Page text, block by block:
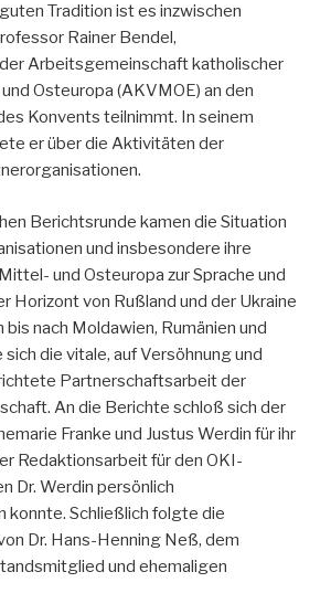
Tradition ist es inzwischen
Rainer Bendel,
Arbeitsgemeinschaft katholischer
Osteuropa (AKVMOE) an den
Konvents teilnimmt. In seinem
er über die Aktivitäten der
Berichtsrunde kamen die Situation
und insbesondere ihre
und Osteuropa zur Sprache und
Horizont von Rußland und der Ukraine
nach Moldawien, Rumänien und
die vitale, auf Versöhnung und
Partnerschaftsarbeit der
An die Berichte schloß sich der
Franke und Justus Werdin für ihr
Redaktionsarbeit für den OKI-
Dr. Werdin persönlich
konnte. Schließlich folgte die
Dr. Hans-Henning Neß, dem
und ehemaligen